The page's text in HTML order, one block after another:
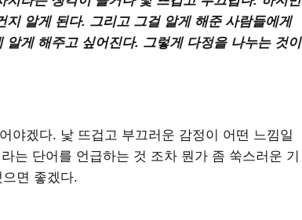
알게 된다. 그리고 그걸 알게 해준 사람들에게
게 해주고 싶어진다. 그렇게 다정을 나누는 것이
야겠다. 낯 뜨겁고 부끄러운 감정이 어떤 느낌일
는 단어를 언급하는 것 조차 뭔가 좀 쑥스러운 기
면 좋겠다.